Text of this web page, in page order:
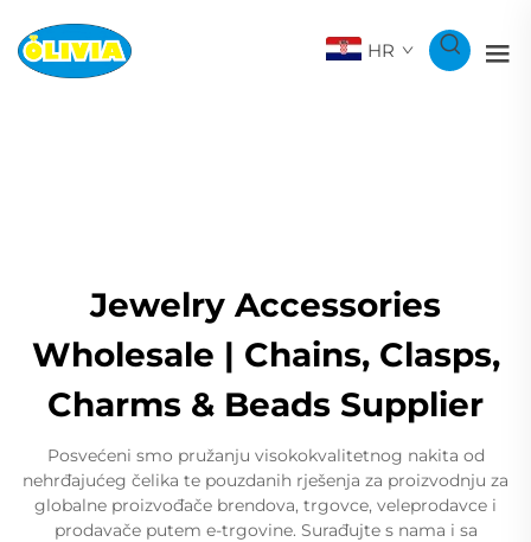
HR
Jewelry Accessories
Wholesale | Chains, Clasps,
Charms & Beads Supplier
Posvećeni smo pružanju visokokvalitetnog nakita od
nehrđajućeg čelika te pouzdanih rješenja za proizvodnju za
globalne proizvođače brendova, trgovce, veleprodavce i
prodavače putem e-trgovine. Surađujte s nama i sa